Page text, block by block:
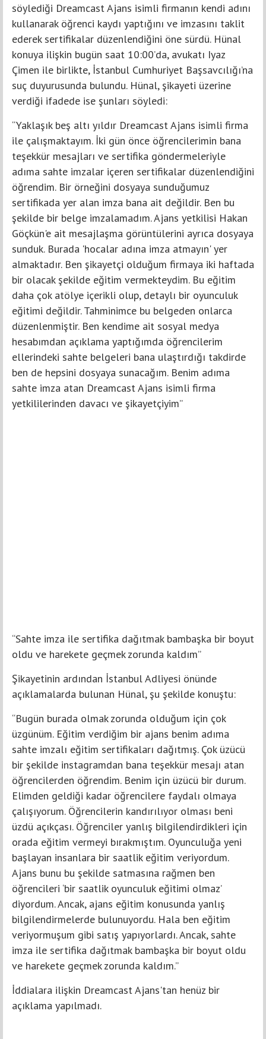
söylediği Dreamcast Ajans isimli firmanın kendi adını
kullanarak öğrenci kaydı yaptığını ve imzasını taklit
ederek sertifikalar düzenlendiğini öne sürdü. Hünal
konuya ilişkin bugün saat 10:00’da, avukatı Iyaz
Çimen ile birlikte, İstanbul Cumhuriyet Başsavcılığı’na
suç duyurusunda bulundu. Hünal, şikayeti üzerine
verdiği ifadede ise şunları söyledi:
“Yaklaşık beş altı yıldır Dreamcast Ajans isimli firma
ile çalışmaktayım. İki gün önce öğrencilerimin bana
teşekkür mesajları ve sertifika göndermeleriyle
adıma sahte imzalar içeren sertifikalar düzenlendiğini
öğrendim. Bir örneğini dosyaya sunduğumuz
sertifikada yer alan imza bana ait değildir. Ben bu
şekilde bir belge imzalamadım. Ajans yetkilisi Hakan
Göçkün'e ait mesajlaşma görüntülerini ayrıca dosyaya
sunduk. Burada 'hocalar adına imza atmayın' yer
almaktadır. Ben şikayetçi olduğum firmaya iki haftada
bir olacak şekilde eğitim vermekteydim. Bu eğitim
daha çok atölye içerikli olup, detaylı bir oyunculuk
eğitimi değildir. Tahminimce bu belgeden onlarca
düzenlenmiştir. Ben kendime ait sosyal medya
hesabımdan açıklama yaptığımda öğrencilerim
ellerindeki sahte belgeleri bana ulaştırdığı takdirde
ben de hepsini dosyaya sunacağım. Benim adıma
sahte imza atan Dreamcast Ajans isimli firma
yetkililerinden davacı ve şikayetçiyim”
“Sahte imza ile sertifika dağıtmak bambaşka bir boyut
oldu ve harekete geçmek zorunda kaldım”
Şikayetinin ardından İstanbul Adliyesi önünde
açıklamalarda bulunan Hünal, şu şekilde konuştu:
“Bugün burada olmak zorunda olduğum için çok
üzgünüm. Eğitim verdiğim bir ajans benim adıma
sahte imzalı eğitim sertifikaları dağıtmış. Çok üzücü
bir şekilde instagramdan bana teşekkür mesajı atan
öğrencilerden öğrendim. Benim için üzücü bir durum.
Elimden geldiği kadar öğrencilere faydalı olmaya
çalışıyorum. Öğrencilerin kandırılıyor olması beni
üzdü açıkçası. Öğrenciler yanlış bilgilendirdikleri için
orada eğitim vermeyi bırakmıştım. Oyunculuğa yeni
başlayan insanlara bir saatlik eğitim veriyordum.
Ajans bunu bu şekilde satmasına rağmen ben
öğrencileri ‘bir saatlik oyunculuk eğitimi olmaz’
diyordum. Ancak, ajans eğitim konusunda yanlış
bilgilendirmelerde bulunuyordu. Hala ben eğitim
veriyormuşum gibi satış yapıyorlardı. Ancak, sahte
imza ile sertifika dağıtmak bambaşka bir boyut oldu
ve harekete geçmek zorunda kaldım.”
İddialara ilişkin Dreamcast Ajans'tan henüz bir
açıklama yapılmadı.